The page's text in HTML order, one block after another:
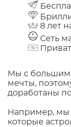
8 лет
Сеть
Мы с большим
мечты,
доработаны
Например, мы
которые